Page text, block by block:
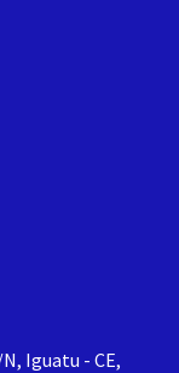
Iguatu - CE,